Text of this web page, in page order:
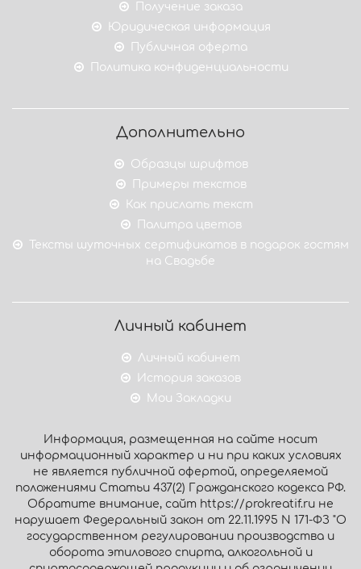
Получение заказа
Юридическая информация
Публичная оферта
Политика конфиденциальности
Дополнительно
Образцы шрифтов
Примеры текстов
Как прислать текст
Палитра цветов
Тексты шуточных сертификатов в подарок гостям
на Свадьбе
Личный кабинет
Личный кабинет
История заказов
Мои Закладки
Информация, размещенная на сайте носит
информационный характер и ни при каких условиях
не является публичной офертой, определяемой
положениями Статьи 437(2) Гражданского кодекса РФ.
Обратите внимание, сайт https://prokreatif.ru не
нарушает Федеральный закон от 22.11.1995 N 171-ФЗ "О
государственном регулировании производства и
оборота этилового спирта, алкогольной и